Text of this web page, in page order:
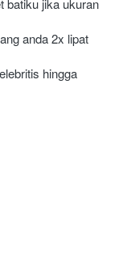
batiku jika ukuran
anda 2x lipat
hingga